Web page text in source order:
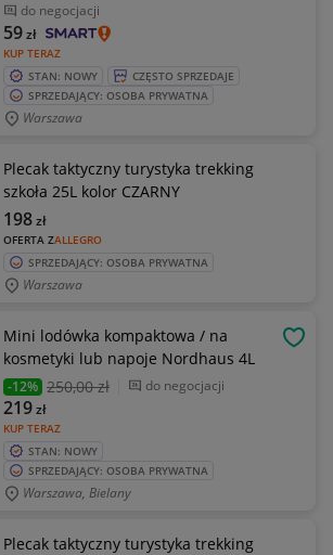
do negocjacji
KUP TERAZ
59zł
STAN: NOWY
CZĘSTO SPRZEDAJE
SPRZEDAJĄCY: OSOBA PRYWATNA
Warszawa
Plecak taktyczny turystyka trekking
szkoła 25L kolor CZARNY
OFERTA ZALLEGRO
198zł
SPRZEDAJĄCY: OSOBA PRYWATNA
Warszawa
Mini lodówka kompaktowa / na
kosmetyki lub napoje Nordhaus 4L
-12% 250,00 zł do negocjacji
KUP TERAZ
219zł
STAN: NOWY
SPRZEDAJĄCY: OSOBA PRYWATNA
Warszawa, Bielany
Plecak taktyczny turystyka trekking